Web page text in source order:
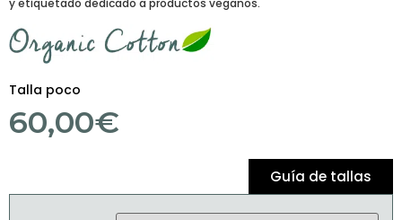
Talla poco
60,00€
Guía de tallas